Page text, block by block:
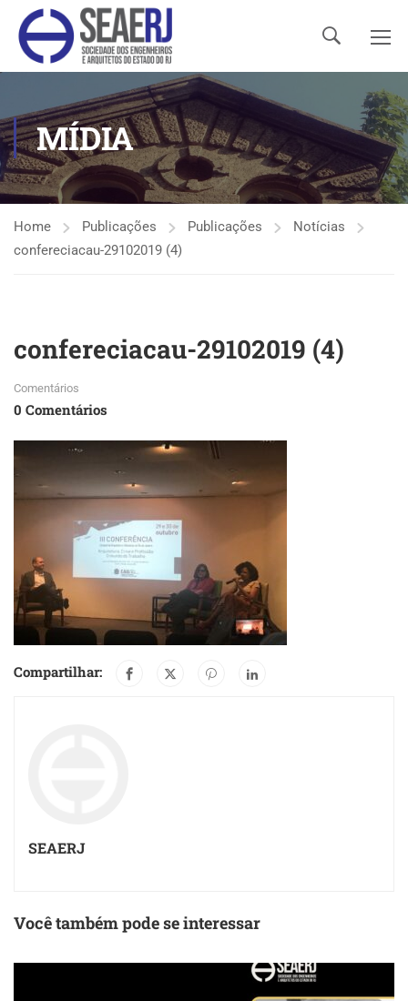
MÍDIA
Home Publicações Publicações
Notícias
confereciacau-29102019 (4)
confereciacau-29102019 (4)
Comentários
0 Comentários
Compartilhar:
SEAERJ
Você também pode se interessar